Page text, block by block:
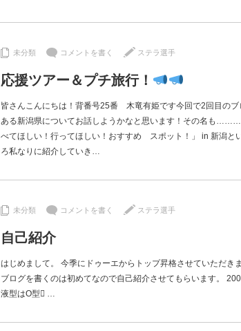
未分類 コメントを書く ステラ選手
応援ツアー＆プチ旅行！
皆さんこんにちは！背番号25番 木竜有姫です今回で2回目の
ある新潟県についてお話しようかなと思います！その名も
べてほしい！行ってほしい！おすすめ スポット！」 in 新潟と
ろ私なりに紹介していき…
未分類 コメントを書く ステラ選手
自己紹介
はじめまして。 今季にドゥーエからトップ昇格させていただき
ブログを書くのは初めてなので自己紹介させてもらいます。
液型はO型 …